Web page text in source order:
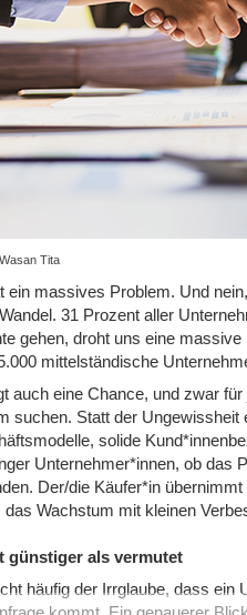
Tita
ein massives Problem. Und
31 Prozent aller
gehen, droht uns eine
mittelständische
auch eine Chance, und zwar
suchen. Statt der Ungewissheit
solide
Unternehmer*innen, ob das
Der/die Käufer*in
das Wachstum mit kleinen
günstiger als vermutet
häufig der Irrglaube, dass ein